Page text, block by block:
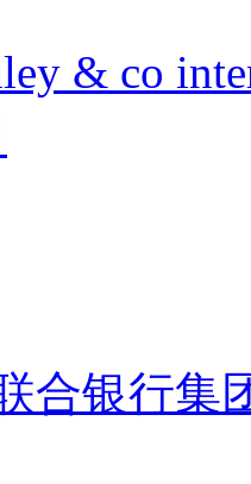
& co
合银行集